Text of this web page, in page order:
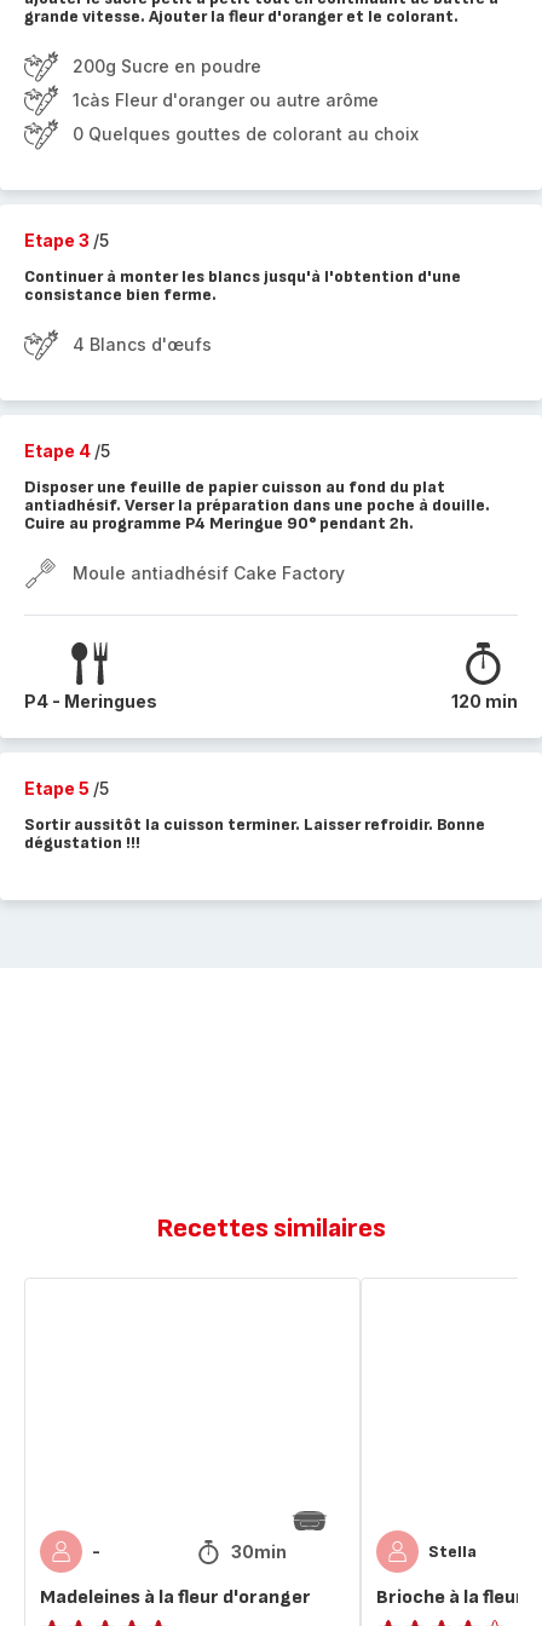
grande vitesse. Ajouter la fleur d'oranger et le colorant.
200g Sucre en poudre
1càs Fleur d'oranger ou autre arôme
0 Quelques gouttes de colorant au choix
Etape 3 /5
Continuer à monter les blancs jusqu'à l'obtention d'une
consistance bien ferme.
4 Blancs d'œufs
Etape 4 /5
Disposer une feuille de papier cuisson au fond du plat
antiadhésif. Verser la préparation dans une poche à douille.
Cuire au programme P4 Meringue 90° pendant 2h.
Moule antiadhésif Cake Factory
P4 - Meringues 120 min
Etape 5 /5
Sortir aussitôt la cuisson terminer. Laisser refroidir. Bonne
dégustation !!!
Recettes similaires
- 30min
Madeleines à la fleur d'oranger
Stella
Brioche à la fleur